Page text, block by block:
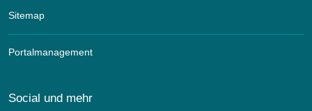
Sitemap
Portalmanagement
Social und mehr